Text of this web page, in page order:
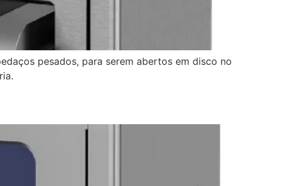
pesados, para serem abertos em disco no